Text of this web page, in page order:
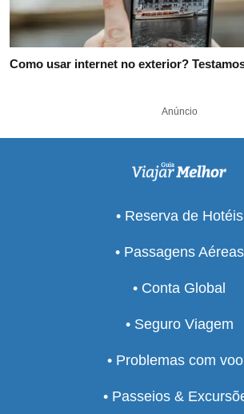
Como usar internet no exterior?
Anúncio
• Reserva de Hotéis
• Passagens Aéreas
• Conta Global
• Seguro Viagem
• Problemas com
• Passeios &